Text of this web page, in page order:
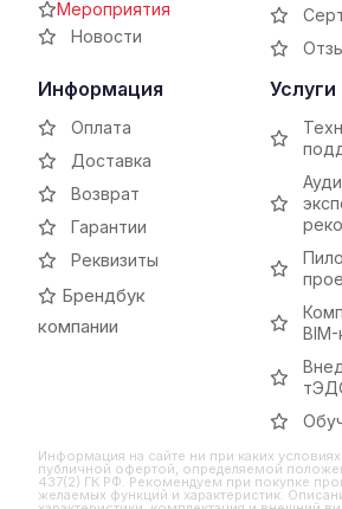
Мероприятия
Новости
Информация
Оплата
Доставка
Возврат
Гарантии
Реквизиты
Брендбук
компании
Услуги
BIM-
Информация на сайте ни при каких условиях
публичной офертой, определяемой
437(2) ГК РФ. Рекомендуем при покупке
желаемых функций и характеристик.